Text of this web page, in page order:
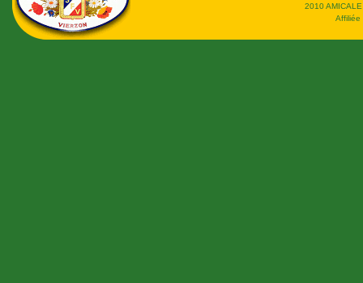
2010
Affiliée